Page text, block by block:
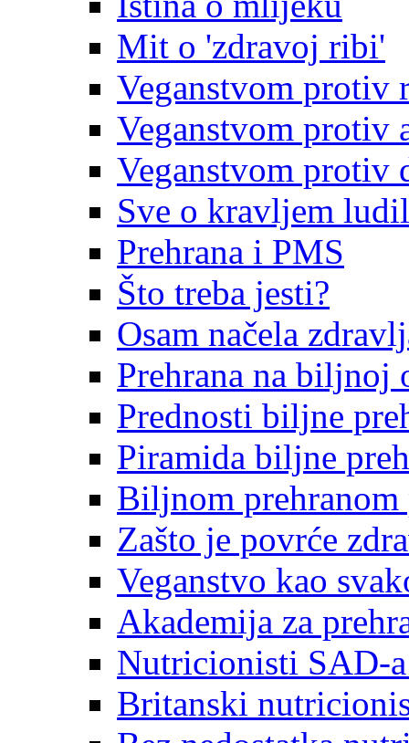
Mit o 'zdravoj ribi'
Veganstvom protiv
Veganstvom protiv
Veganstvom protiv
Sve o kravljem
Prehrana i PMS
Što treba jesti?
Osam načela
Prehrana na biljnoj
Prednosti biljne
Piramida biljne
Biljnom
Zašto je povrće
Veganstvo kao
Akademija za
Nutricionisti SAD-
Britanski